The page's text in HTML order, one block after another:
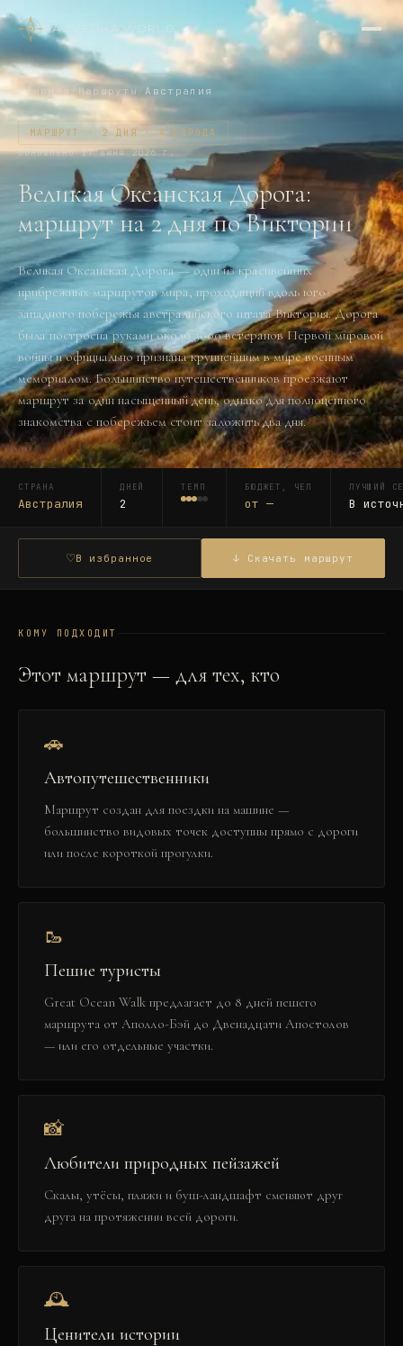
RAZVEDKA·WORLD
Главная Маршруты /Австралия
МАРШРУТ · 2 ДНЯ · 4 ГОРОДА
обновлено17 июня 2026 г.
Великая Океанская Дорога:
маршрут на 2 дня по Виктории
Великая Океанская Дорога — один из красивейших
прибрежных маршрутов мира, проходящий вдоль юго-
западного побережья австралийского штата Виктория. Дорога
была построена руками около 3000 ветеранов Первой мировой
войны и официально признана крупнейшим в мире военным
мемориалом. Большинство путешественников проезжают
маршрут за один насыщенный день, однако для полноценного
знакомства с побережьем стоит заложить два дня.
СТРАНА
Австралия
ДНЕЙ
2
ТЕМП БЮДЖЕТ, ЧЕЛ
от—
ЛУЧШИЙ
В
♡В избранное ↓ Скачать маршрут
КОМУ ПОДХОДИТ
Этот маршрут — для тех, кто
🚗
Автопутешественники
Маршрут создан для поездки на машине —
большинство видовых точек доступны прямо с дороги
или после короткой прогулки.
🥾
Пешие туристы
Great Ocean Walk предлагает до 8 дней пешего
маршрута от Аполло-Бэй до Двенадцати Апостолов
— или его отдельные участки.
📸
Любители природных пейзажей
Скалы, утёсы, пляжи и буш-ландшафт сменяют друг
друга на протяжении всей дороги.
🕰️
Ценители истории